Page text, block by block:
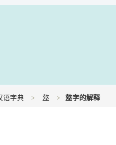
语字典 盩 盩字的解释